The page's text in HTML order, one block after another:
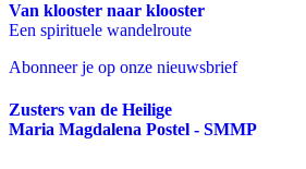
Van klooster naar klooster
Een spirituele wandelroute
Abonneer je op onze nieuwsbrief
Zusters van de Heilige
Maria Magdalena Postel - SMMP